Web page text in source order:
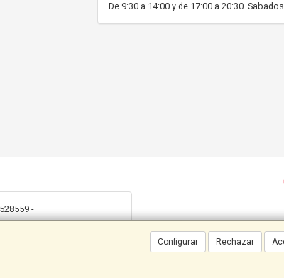
Configurar Rechazar
De 9:30 a 14:00 y de 17:00 a 20:30.
-